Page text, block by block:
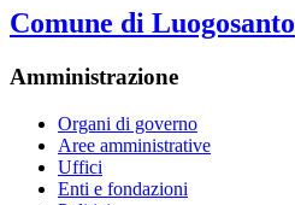
Comune di Luogosanto
Amministrazione
Organi di governo
Aree amministrative
Uffici
Enti e fondazioni